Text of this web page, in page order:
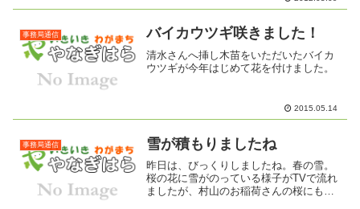
事務局通信 バイカウツギ咲きました！
清水さんへ挿し木苗をいただいたバイカ
ウツギが今年はじめて花を付けました。
2015.05.14
事務局通信 雪が積もりましたね
昨日は、びっくりしましたね。春の雪。
桜の花に雪がのっている様子がTVで流れ
ましたが、村山のお稲荷さんの桜にも雪